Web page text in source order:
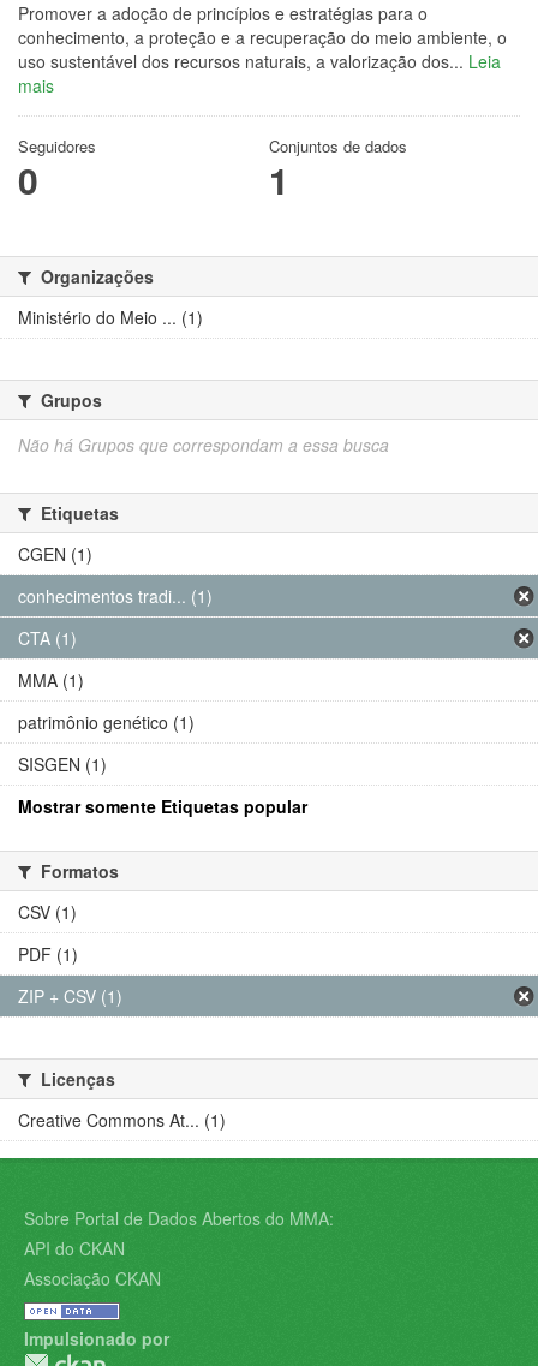
Promover a adoção de princípios e estratégias para o
conhecimento, a proteção e a recuperação do meio ambiente, o
uso sustentável dos recursos naturais, a valorização dos... Leia
mais
Seguidores
0
Conjuntos de dados
1
Organizações
Ministério do Meio ... (1)
Grupos
Não há Grupos que correspondam a essa busca
Etiquetas
CGEN (1)
conhecimentos tradi... (1)
CTA (1)
MMA (1)
patrimônio genético (1)
SISGEN (1)
Mostrar somente Etiquetas popular
Formatos
CSV (1)
PDF (1)
ZIP + CSV (1)
Licenças
Creative Commons At... (1)
Sobre Portal de Dados Abertos do MMA:
API do CKAN
Associação CKAN
Impulsionado por